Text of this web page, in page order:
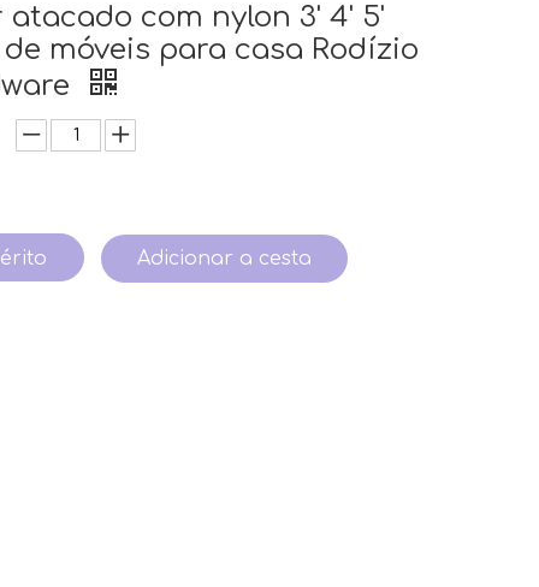
atacado com nylon 3' 4' 5'
móveis para casa Rodízio
Adicionar a cesta